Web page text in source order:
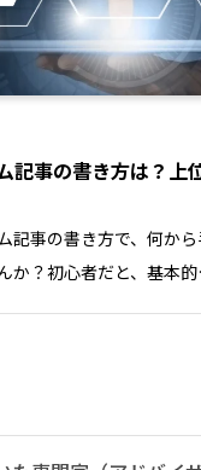
のご案内、提供、運
せやメンテナンスな
の変更）
目的が変更前と関連
る場合に限り、個人情
記事の書き方は？上
記事の書き方で、何か
か？初心者だと、基本